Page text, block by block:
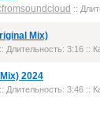
::
Mix)
:: Длительность: 3:16 ::
2024
:: Длительность: 3:46 ::